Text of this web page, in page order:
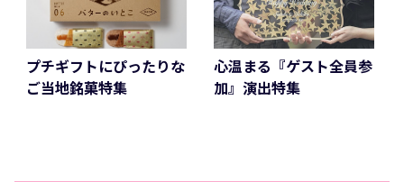
プチギフトにぴったりな
ご当地銘菓特集
心温まる『ゲスト全員参
加』演出特集